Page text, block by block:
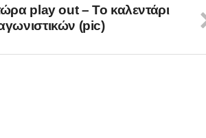
play out – To καλεντάρι
(pic)